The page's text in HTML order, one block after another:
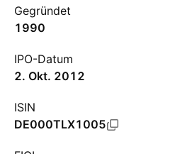
Gegründet
1990
IPO-Datum
2. Okt. 2012
ISIN
DE000TLX1005